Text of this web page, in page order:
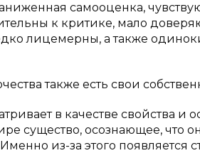
самооценка,
к критике, мало
лицемерны, а также
также есть свои
в качестве свойства и
существо, осознающее, что
из-за этого